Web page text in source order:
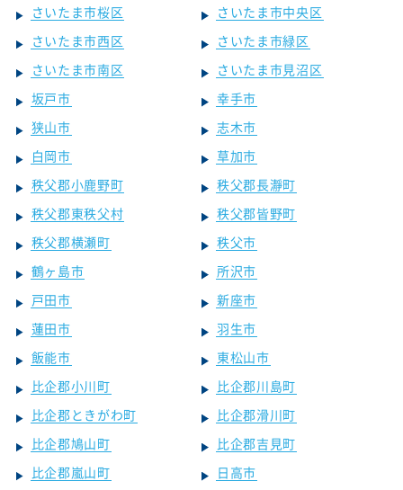
さいたま市桜区
さいたま市中央区
さいたま市西区
さいたま市緑区
さいたま市南区
さいたま市見沼区
坂戸市
幸手市
狭山市
志木市
白岡市
草加市
秩父郡小鹿野町
秩父郡長瀞町
秩父郡東秩父村
秩父郡皆野町
秩父郡横瀬町
秩父市
鶴ヶ島市
所沢市
戸田市
新座市
蓮田市
羽生市
飯能市
東松山市
比企郡小川町
比企郡川島町
比企郡ときがわ町
比企郡滑川町
比企郡鳩山町
比企郡吉見町
比企郡嵐山町
日高市